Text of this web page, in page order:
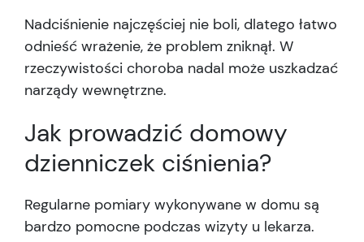
Nadciśnienie najczęściej nie boli, dlatego łatwo
odnieść wrażenie, że problem zniknął. W
rzeczywistości choroba nadal może uszkadzać
narządy wewnętrzne.
Jak prowadzić domowy
dzienniczek ciśnienia?
Regularne pomiary wykonywane w domu są
bardzo pomocne podczas wizyty u lekarza.